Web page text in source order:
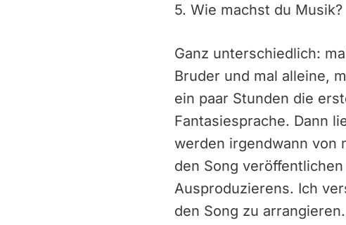
5. Wie machst du Musik?
Ganz unterschiedlich:
Bruder und mal alleine,
ein paar Stunden die
Fantasiesprache. Dann
werden irgendwann von
den Song
Ausproduzierens. Ich
den Song zu